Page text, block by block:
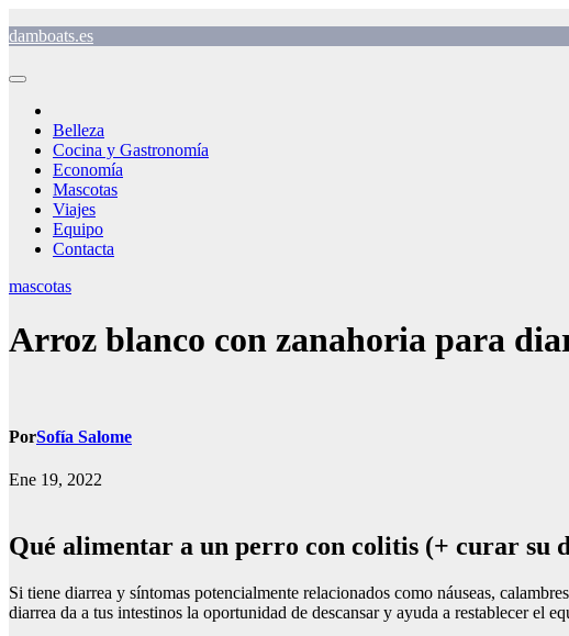
al
damboats.es
Belleza
Cocina y Gastronomía
Economía
Mascotas
Viajes
Equipo
Contacta
mascotas
Arroz blanco con zanahoria para
PorSofía Salome
Ene 19, 2022
Qué alimentar a un perro con colitis (+ curar su
Si tiene diarrea y síntomas potencialmente relacionados como náuseas,
diarrea da a tus intestinos la oportunidad de descansar y ayuda a restablecer el